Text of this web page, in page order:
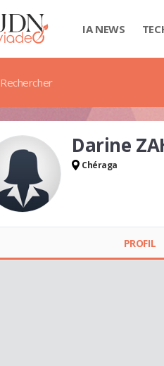
IA NEWS
Rechercher
Darine
Chéraga
PROFIL